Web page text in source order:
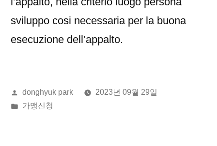
sviluppo cosi necessaria per la buona
esecuzione dell’appalto.
올
린
donghyuk park
2023년 09월 29일
게
가맹신청